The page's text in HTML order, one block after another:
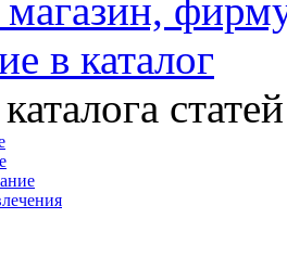
статей